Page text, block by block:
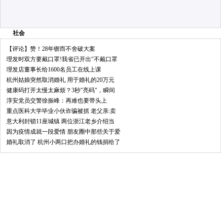
社会
【评论】赞！28年锲而不舍破大案
理发时双方要戴口罩!我省已开出"不戴口罩
理发店董事长给1600名员工在线上课
杭州姑娘突然取消婚礼 用于婚礼的20万元
健康码打开太慢太麻烦？3秒"亮码"，瞬间
淳安党员交警徐振峰：再难也要带头上
重点医科大学毕业小伙诈骗被抓 老父亲:卖
意大利封锁11座城镇 两位浙江老乡介绍当
因为疫情成就一段爱情 朋友圈中那些关于爱
婚礼取消了 杭州小两口把办婚礼的钱捐给了